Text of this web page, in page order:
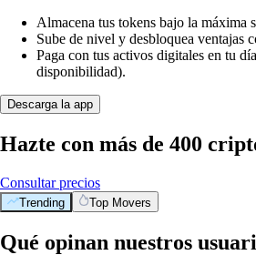
Almacena tus tokens bajo la máxima
Sube de nivel y desbloquea ventajas
Paga con tus activos digitales en tu
disponibilidad).
Descarga la app
Hazte con más de 400
Consultar precios
Trending Top Movers
Qué opinan nuestros